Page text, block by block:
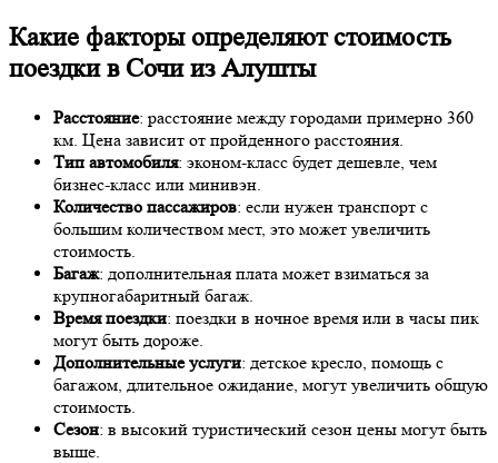
Какие факторы определяют стоимость
поездки в Сочи из Алушты
Расстояние: расстояние между городами примерно 360
км. Цена зависит от пройденного расстояния.
Тип автомобиля: эконом-класс будет дешевле, чем
бизнес-класс или минивэн.
Количество пассажиров: если нужен транспорт с
большим количеством мест, это может увеличить
стоимость.
Багаж: дополнительная плата может взиматься за
крупногабаритный багаж.
Время поездки: поездки в ночное время или в часы пик
могут быть дороже.
Дополнительные услуги: детское кресло, помощь с
багажом, длительное ожидание, могут увеличить общую
стоимость.
Сезон: в высокий туристический сезон цены могут быть
выше.